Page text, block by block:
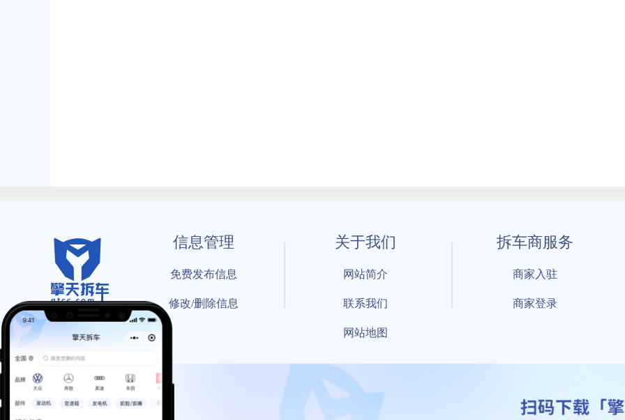
信息管理
免费发布信息
修改/删除信息
关于我们
网站简介
联系我们
网站地图
拆车商服务
商家入驻
商家登录
© 2021 By 擎天拆车-买卖拆车件，擎天拆车好省快 All Rights Reserved
工信部备案号：鲁ICP备18021004号-17 公安部备案号： 鲁公网安备